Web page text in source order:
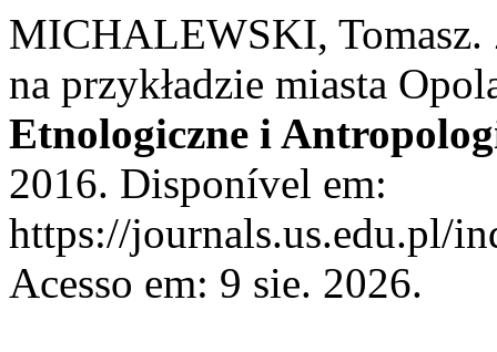
MICHALEWSKI, Tomasz.
na przykładzie miasta
Etnologiczne i
2016. Disponível em:
https://journals.us.edu.pl/
Acesso em: 9 sie. 2026.